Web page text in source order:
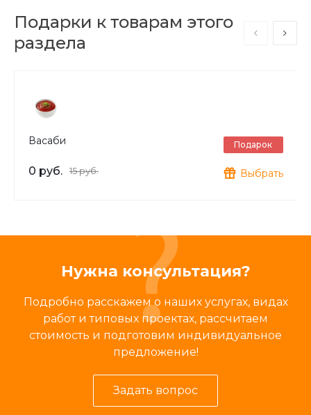
Подарки к товарам этого
раздела
Васаби
0 руб. 15 руб.
Подарок
Выбрать
Нужна консультация?
Подробно расскажем о наших услугах, видах
работ и типовых проектах, рассчитаем
стоимость и подготовим индивидуальное
предложение!
Задать вопрос